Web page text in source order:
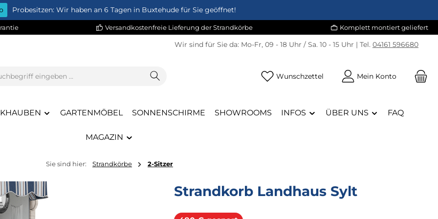
Probesitzen: Wir haben an 6 Tagen in Buxtehude für Sie geöffnet!
Versandkostenfreie Lieferung der Strandkörbe Komplett montiert geliefert
Wir sind für Sie da: Mo-Fr, 09 - 18 Uhr / Sa. 10 - 15 Uhr | Tel. 04161 596680
Wunschzettel Du hast 0 Produkte auf dem
Mein Konto
GARTENMÖBEL SONNENSCHIRME SHOWROOMS INFOS ÜBER UNS FAQ
MAGAZIN
Sie sind hier: Strandkörbe 2-Sitzer
Strandkorb Landhaus Sylt